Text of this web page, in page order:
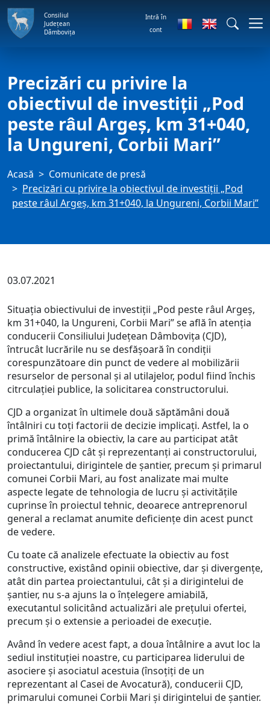
Consiliul
Județean
Dâmbovița
Intră în
cont
Precizări cu privire la
obiectivul de investiții „Pod
peste râul Argeș, km 31+040,
la Ungureni, Corbii Mari”
Acasă
Comunicate de presă
Precizări cu privire la obiectivul de investiții „Pod
peste râul Argeș, km 31+040, la Ungureni, Corbii Mari”
03.07.2021
Situația obiectivului de investiții „Pod peste râul Argeș,
km 31+040, la Ungureni, Corbii Mari” se află în atenția
conducerii Consiliului Județean Dâmbovița (CJD),
întrucât lucrările nu se desfășoară în condiții
corespunzătoare din punct de vedere al mobilizării
resurselor de personal și al utilajelor, podul fiind închis
citrculației publice, la solicitarea constructorului.
CJD a organizat în ultimele două săptămâni două
întâlniri cu toți factorii de decizie implicați. Astfel, la o
primă întâlnire la obiectiv, la care au participat atât
conducerea CJD cât și reprezentanți ai constructorului,
proiectantului, dirigintele de șantier, precum și primarul
comunei Corbii Mari, au fost analizate mai multe
aspecte legate de tehnologia de lucru și activitățile
cuprinse în proiectul tehnic, deoarece antreprenorul
general a reclamat anumite deficiențe din acest punct
de vedere.
Cu toate că analizele efectuate la obiectiv au fost
constructive, existând opinii obiective, dar și divergențe,
atât din partea proiectantului, cât și a dirigintelui de
șantier, nu s-a ajuns la o înțelegere amiabilă,
executantul solicitând actualizări ale prețului ofertei,
precum și o extensie a perioadei de execuție.
Având în vedere acest fapt, a doua întâlnire a avut loc la
sediul instituției noastre, cu participarea liderului de
asociere și asociatul acestuia (însoțiți de un
reprezentant al Casei de Avocatură), conducerii CJD,
primarului comunei Corbii Mari și dirigintelui de șantier.